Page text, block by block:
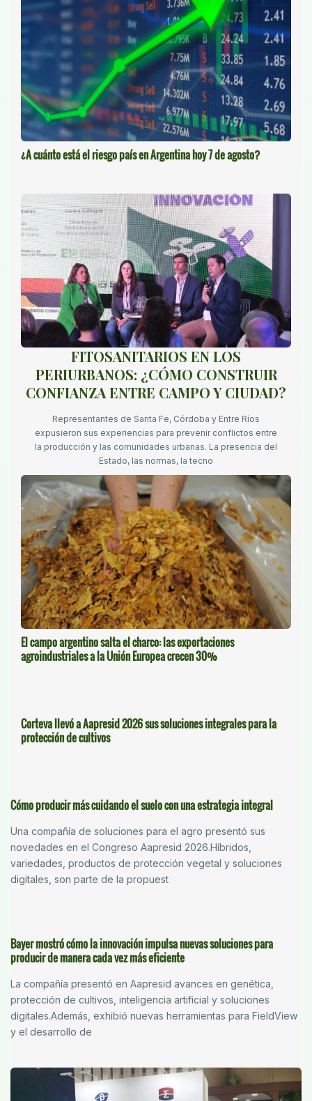
¿A cuánto está el riesgo país en Argentina hoy 7 de agosto?
FITOSANITARIOS EN LOS
PERIURBANOS: ¿CÓMO CONSTRUIR
CONFIANZA ENTRE CAMPO Y CIUDAD?
Representantes de Santa Fe, Córdoba y Entre Ríos
expusieron sus experiencias para prevenir conflictos entre
la producción y las comunidades urbanas. La presencia del
Estado, las normas, la tecno
El campo argentino salta el charco: las exportaciones
agroindustriales a la Unión Europea crecen 30%
Corteva llevó a Aapresid 2026 sus soluciones integrales para la
protección de cultivos
Cómo producir más cuidando el suelo con una estrategia integral
Una compañía de soluciones para el agro presentó sus
novedades en el Congreso Aapresid 2026.Híbridos,
variedades, productos de protección vegetal y soluciones
digitales, son parte de la propuest
Bayer mostró cómo la innovación impulsa nuevas soluciones para
producir de manera cada vez más eficiente
La compañía presentó en Aapresid avances en genética,
protección de cultivos, inteligencia artificial y soluciones
digitales.Además, exhibió nuevas herramientas para FieldView
y el desarrollo de